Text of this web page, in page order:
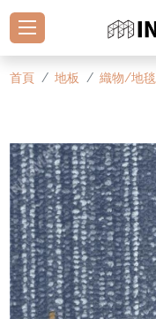
首頁 地板 織物/地毯